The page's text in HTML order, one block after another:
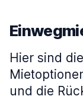
Hier sind
und die